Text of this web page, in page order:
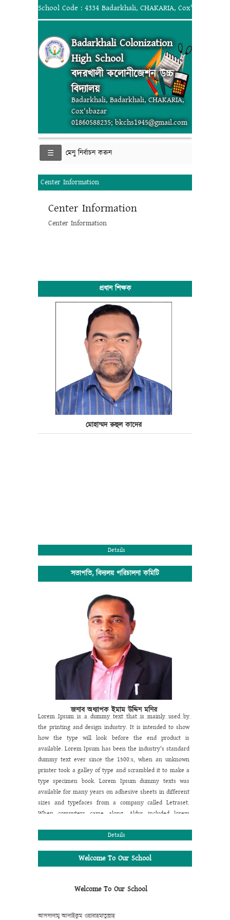
School Code : 4334 Badarkhali, CHAKARIA, Cox'sbazar;
Badarkhali Colonization
High School
বদরখালী কলোনীজেশন উচ্চ
বিদ্যালয়
Badarkhali, Badarkhali, CHAKARIA,
Cox'sbazar
01860588235; bkchs1945@gmail.com
মেনু নির্বাচন করুন
Center Information
Center Information
Center Information
প্রধান শিক্ষক
মোহাম্মদ রুহুল কাদের
Details
সভাপতি, বিদ্যলয় পরিচালনা কমিটি
জনাব অধ্যাপক ইমাম উদ্দিন মনির
Lorem Ipsum is a dummy text that is mainly used by
the printing and design industry. It is intended to show
how the type will look before the end product is
available. Lorem Ipsum has been the industry's standard
dummy text ever since the 1500:s, when an unknown
printer took a galley of type and scrambled it to make a
type specimen book. Lorem Ipsum dummy texts was
available for many years on adhesive sheets in different
sizes and typefaces from a company called Letraset.
When computers came along, Aldus included lorem
now see it wherever designers, content designers, art
are at work. They use it daily when using programs
such as Adobe Photoshop, Paint Shop Pro, Dreamweaver,
the printing and design industry. It is intended to show
Details
Welcome To Our School
Welcome To Our School
আসসালামু আলাইকুম ওয়ারাহমাতুল্লাহ